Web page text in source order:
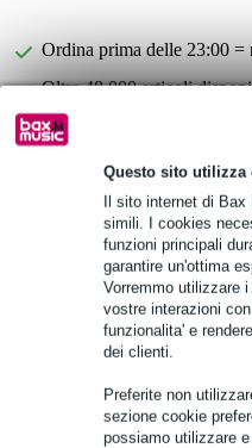
Questo sito utilizza
Il sito internet di
simili. I cookies
funzioni principali
garantire un'ottima
Vorremmo utilizzare
vostre interazioni
funzionalita' e
dei clienti.
Preferite non
sezione cookie
possiamo utilizzare
Ordina prima delle 23:00 =
Oltre 48.000 articoli
1.250 marchi leader
Informazioni sul
DI box passivo
numero di canali: 1
Specifiche complete
Accessori (17)